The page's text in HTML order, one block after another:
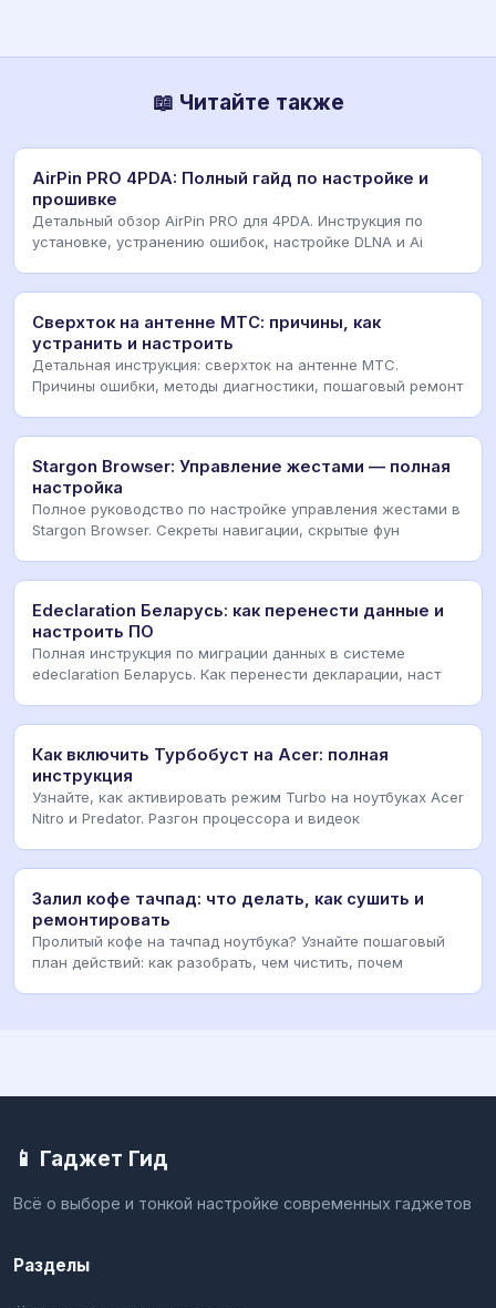
📖 Читайте также
AirPin PRO 4PDA: Полный гайд по настройке и
прошивке
Детальный обзор AirPin PRO для 4PDA. Инструкция по
установке, устранению ошибок, настройке DLNA и Ai
Сверхток на антенне МТС: причины, как
устранить и настроить
Детальная инструкция: сверхток на антенне МТС.
Причины ошибки, методы диагностики, пошаговый ремонт
Stargon Browser: Управление жестами — полная
настройка
Полное руководство по настройке управления жестами в
Stargon Browser. Секреты навигации, скрытые фун
Edeclaration Беларусь: как перенести данные и
настроить ПО
Полная инструкция по миграции данных в системе
edeclaration Беларусь. Как перенести декларации, наст
Как включить Турбобуст на Acer: полная
инструкция
Узнайте, как активировать режим Turbo на ноутбуках Acer
Nitro и Predator. Разгон процессора и видеок
Залил кофе тачпад: что делать, как сушить и
ремонтировать
Пролитый кофе на тачпад ноутбука? Узнайте пошаговый
план действий: как разобрать, чем чистить, почем
📱 Гаджет Гид
Всё о выборе и тонкой настройке современных гаджетов
Разделы